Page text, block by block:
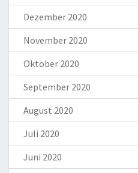
Dezember 2020
November 2020
Oktober 2020
September 2020
August 2020
Juli 2020
Juni 2020